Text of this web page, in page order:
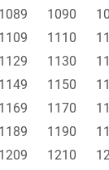
1089 1090
1109 1110
1129 1130
1149 1150
1169 1170
1189 1190
1209 1210